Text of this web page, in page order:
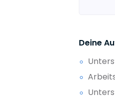
Deine